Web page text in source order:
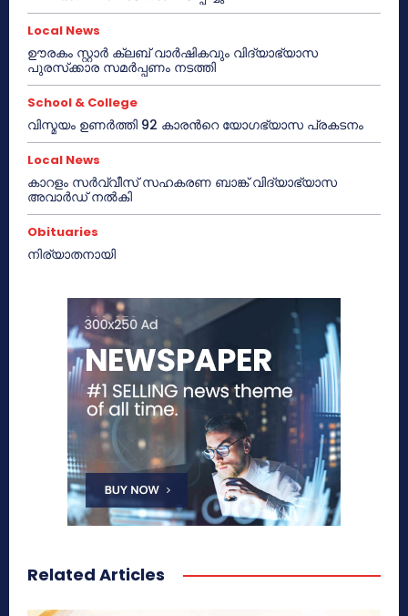
Local News
ഊരകം സ്റ്റാർ ക്ലബ് വാർഷികവും വിദ്യാഭ്യാസ
പുരസ്‌ക്കാര സമർപ്പണം നടത്തി
School & College
വിസ്മയം ഉണർത്തി 92 കാരൻറെ യോഗഭ്യാസ പ്രകടനം
Local News
കാറളം സർവ്വീസ് സഹകരണ ബാങ്ക് വിദ്യാഭ്യാസ
അവാർഡ് നൽകി
Obituaries
നിര്യാതനായി
Related Articles